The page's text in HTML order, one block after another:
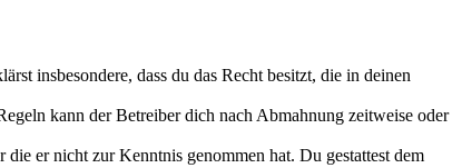
insbesondere, dass du das Recht besitzt, die in deinen
kann der Betreiber dich nach Abmahnung zeitweise oder
er nicht zur Kenntnis genommen hat. Du gestattest dem